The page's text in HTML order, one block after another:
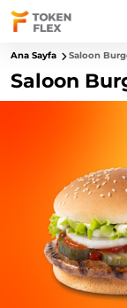
Ana Sayfa Saloon
Saloon